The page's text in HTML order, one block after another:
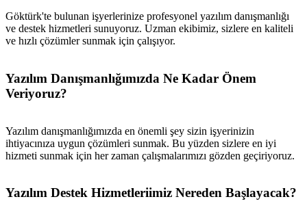
Göktürk'te bulunan işyerlerinize profesyonel yazılım danışmanlığı
ve destek hizmetleri sunuyoruz. Uzman ekibimiz, sizlere en kaliteli
ve hızlı çözümler sunmak için çalışıyor.
Yazılım Danışmanlığımızda Ne Kadar Önem
Veriyoruz?
Yazılım danışmanlığımızda en önemli şey sizin işyerinizin
ihtiyacınıza uygun çözümleri sunmak. Bu yüzden sizlere en iyi
hizmeti sunmak için her zaman çalışmalarımızı gözden geçiriyoruz.
Yazılım Destek Hizmetleriimiz Nereden Başlayacak?